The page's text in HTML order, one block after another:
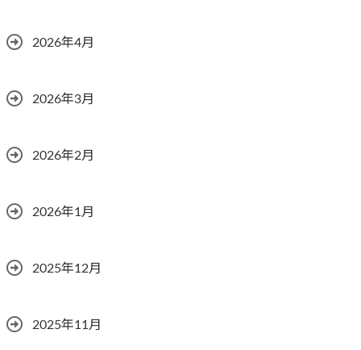
2026年4月
2026年3月
2026年2月
2026年1月
2025年12月
2025年11月